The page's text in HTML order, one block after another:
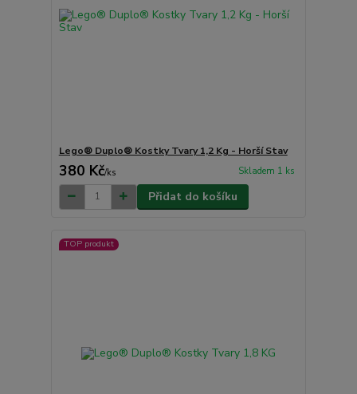
Lego® Duplo® Kostky Tvary 1,2 Kg - Horší Stav
380 Kč/ks Skladem 1 ks
Přidat do košíku
TOP produkt